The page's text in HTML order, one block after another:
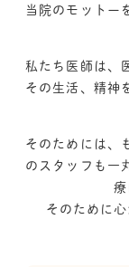
当院のモットー
私たち医師は、
その生活、精神
そのためには、
のスタッフも一
そのために